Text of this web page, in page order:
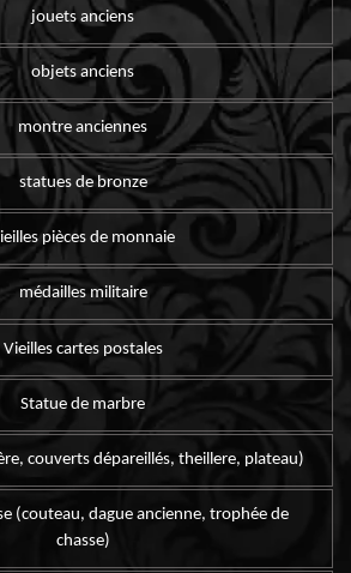
jouets anciens
objets anciens
montre anciennes
statues de bronze
pièces de monnaie
médailles militaire
Vieilles cartes postales
Statue de marbre
couverts dépareillés, theillere, plateau)
(couteau, dague ancienne, trophée de
chasse)